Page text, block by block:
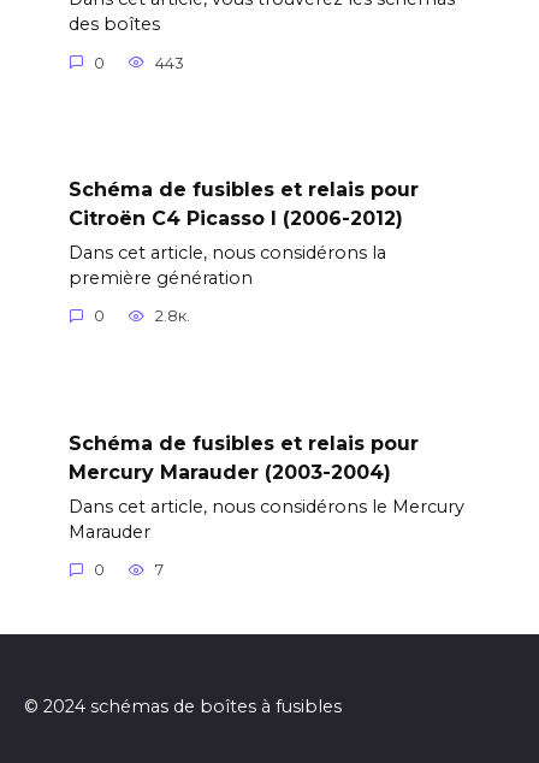
des boîtes
0 443
Schéma de fusibles et relais pour
Citroën C4 Picasso I (2006-2012)
Dans cet article, nous considérons la
première génération
0 2.8к.
Schéma de fusibles et relais pour
Mercury Marauder (2003-2004)
Dans cet article, nous considérons le Mercury
Marauder
0 7
© 2024 schémas de boîtes à fusibles